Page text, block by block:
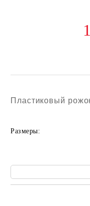
Пластиковый
Размеры: